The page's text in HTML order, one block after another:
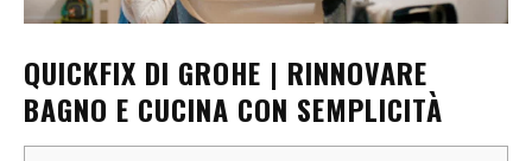
QUICKFIX DI GROHE | RINNOVARE
BAGNO E CUCINA CON SEMPLICITÀ